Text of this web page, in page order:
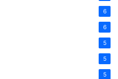
6
6
5
5
5